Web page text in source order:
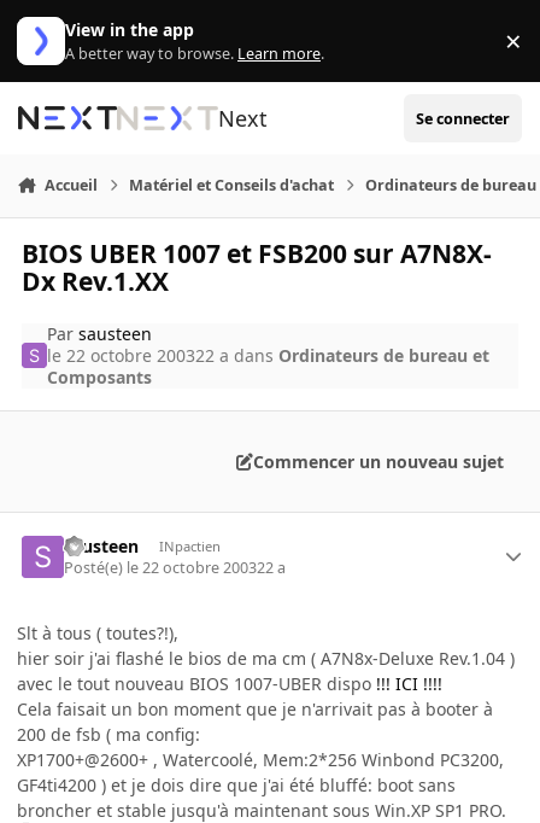
Aller au contenu
View in the app
A better way to browse. Learn more. ×
Next Se connecter
Accueil Matériel et Conseils d'achat Ordinateurs de bureau
BIOS UBER 1007 et FSB200 sur A7N8X-
Dx Rev.1.XX
Parsausteen
le 22 octobre 200322 a dans Ordinateurs de bureau et
Composants
Commencer un nouveau sujet
sausteen INpactien
Posté(e) le 22 octobre 200322 a
Slt à tous ( toutes?!),
hier soir j'ai flashé le bios de ma cm ( A7N8x-Deluxe Rev.1.04 )
avec le tout nouveau BIOS 1007-UBER dispo !!! ICI !!!!
Cela faisait un bon moment que je n'arrivait pas à booter à
200 de fsb ( ma config:
XP1700+@2600+ , Watercoolé, Mem:2*256 Winbond PC3200,
GF4ti4200 ) et je dois dire que j'ai été bluffé: boot sans
broncher et stable jusqu'à maintenant sous Win.XP SP1 PRO.